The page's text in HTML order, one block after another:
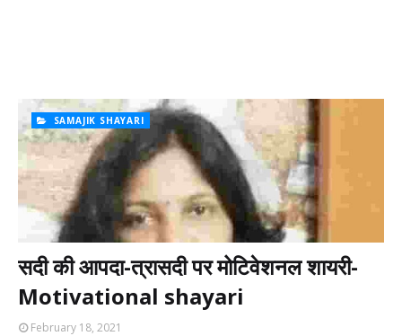
SAMAJIK SHAYARI
सदी की आपदा-त्रासदी पर मोटिवेशनल शायरी-
Motivational shayari
February 18, 2021